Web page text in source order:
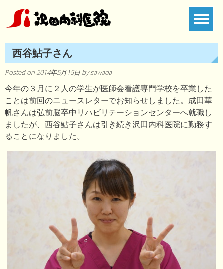
content
西谷鮎子さん
Posted on 2014年5月15日 bysawada
今年の３月に２人の学生が医師会看護専門学校を卒業した
ことは前回のニュースレターでお知らせしました。成田華
帆さんは弘前脳卒中リハビリテーションセンターへ就職し
ましたが、西谷鮎子さんは引き続き沢田内科医院に勤務す
ることになりました。